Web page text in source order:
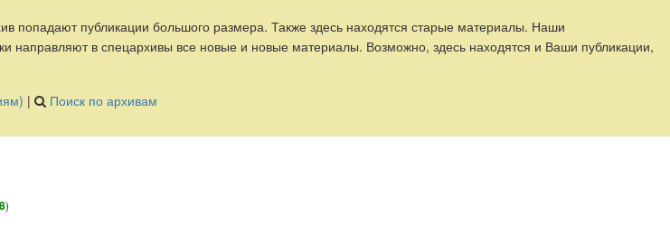
попадают публикации большого размера. Также здесь находятся старые материалы. Наши
направляют в спецархивы все новые и новые материалы. Возможно, здесь находятся и Ваши публикации,
| Поиск по архивам
)